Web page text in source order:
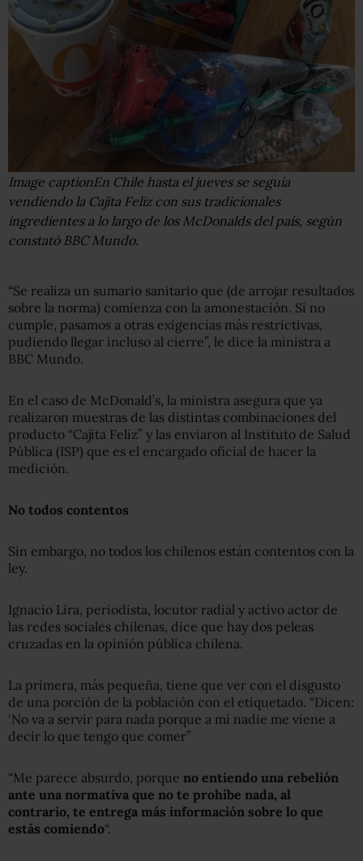
Image captionEn Chile hasta el jueves se seguía
vendiendo la Cajita Feliz con sus tradicionales
ingredientes a lo largo de los McDonalds del país, según
constató BBC Mundo.
“Se realiza un sumario sanitario que (de arrojar resultados
sobre la norma) comienza con la amonestación. Si no
cumple, pasamos a otras exigencias más restrictivas,
pudiendo llegar incluso al cierre”, le dice la ministra a
BBC Mundo.
En el caso de McDonald’s, la ministra asegura que ya
realizaron muestras de las distintas combinaciones del
producto “Cajita Feliz” y las enviaron al Instituto de Salud
Pública (ISP) que es el encargado oficial de hacer la
medición.
No todos contentos
Sin embargo, no todos los chilenos están contentos con la
ley.
Ignacio Lira, periodista, locutor radial y activo actor de
las redes sociales chilenas, dice que hay dos peleas
cruzadas en la opinión pública chilena.
La primera, más pequeña, tiene que ver con el disgusto
de una porción de la población con el etiquetado. “Dicen:
‘No va a servir para nada porque a mí nadie me viene a
decir lo que tengo que comer”
“Me parece absurdo, porque no entiendo una rebelión
ante una normativa que no te prohíbe nada, al
contrario, te entrega más información sobre lo que
estás comiendo“.